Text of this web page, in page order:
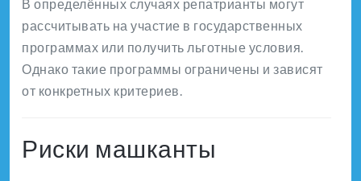
В определённых случаях репатрианты могут
рассчитывать на участие в государственных
программах или получить льготные условия.
Однако такие программы ограничены и зависят
от конкретных критериев.
Риски машканты